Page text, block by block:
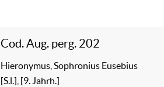
Cod. Aug. perg. 202
Hieronymus, Sophronius Eusebius
[S.l.], [9. Jahrh.]